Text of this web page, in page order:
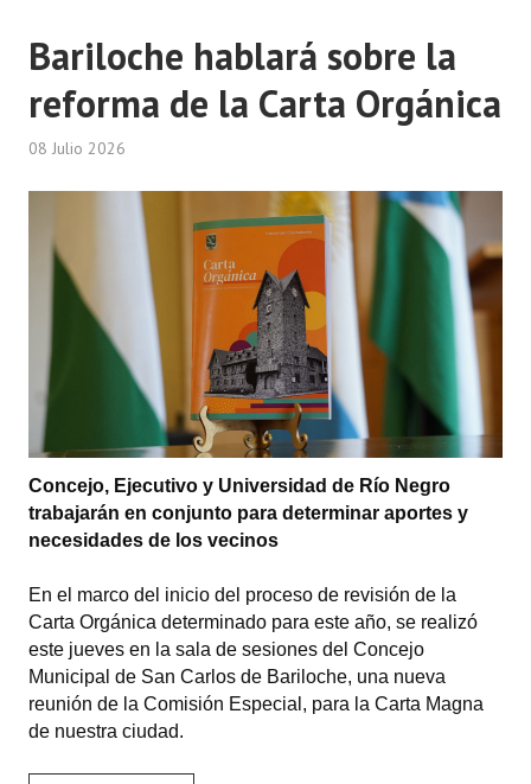
Actas de Sesión
Informes de Unidad Coordinadora
Ejecución Presupuestaria
Actas de Audiencias Públicas
NORMATIVA
Comunicaciones
Declaraciones
Resoluciones
Resoluciones de Presidencia
INSTITUCIONAL
Antiguos Pobladores
Noticias Destacadas
Registros y Distinciones
Datos Históricos
Bariloche hablará sobre la
reforma de la Carta Orgánica
08 Julio 2026
Concejo, Ejecutivo y Universidad de Río Negro
trabajarán en conjunto para determinar aportes y
necesidades de los vecinos
En el marco del inicio del proceso de revisión de la
Carta Orgánica determinado para este año, se realizó
este jueves en la sala de sesiones del Concejo
Municipal de San Carlos de Bariloche, una nueva
reunión de la Comisión Especial, para la Carta Magna
de nuestra ciudad.